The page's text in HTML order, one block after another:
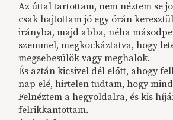
Az úttal tartottam, nem néztem se
csak hajtottam jó egy órán
irányba, majd abba, néha
szemmel, megkockáztatva, hogy
megsebesülök vagy meghalok.
És aztán kicsivel dél előtt, ahogy
nap elé, hirtelen tudtam, hogy
Felnéztem a hegyoldalra, és kis
felrikkantottam.